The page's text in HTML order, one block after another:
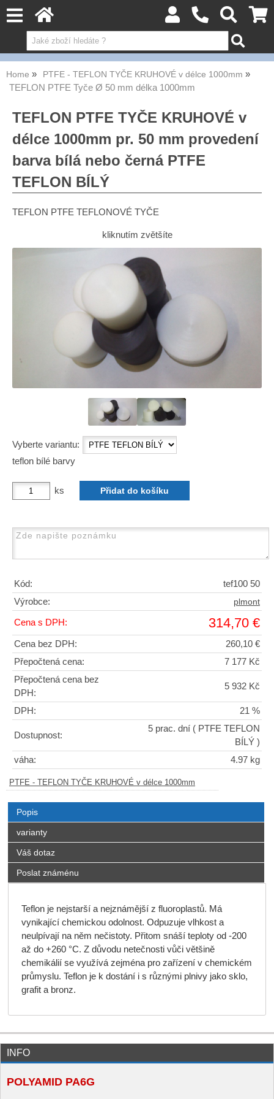
Home PTFE - TEFLON TYČE KRUHOVÉ v délce 1000mm
TEFLON PTFE Tyče Ø 50 mm délka 1000mm
TEFLON PTFE TYČE KRUHOVÉ v
délce 1000mm pr. 50 mm provedení
barva bílá nebo černá PTFE
TEFLON BÍLÝ
TEFLON PTFE TEFLONOVÉ TYČE
kliknutím zvětšíte
Vyberte variantu:
teflon bílé barvy
ks
Kód:
tef100 50
Výrobce:
plmont
Cena s DPH: 314,70 €
Cena bez DPH:
260,10 €
Přepočtená cena:
7 177 Kč
Přepočtená cena bez
DPH:
5 932 Kč
DPH: 21 %
Dostupnost:
5 prac. dní ( PTFE TEFLON
BÍLÝ )
váha:
4.97 kg
PTFE - TEFLON TYČE KRUHOVÉ v délce 1000mm
Popis
varianty
Váš dotaz
Poslat známénu
Teflon je nejstarší a nejznámější z fluoroplastů. Má
vynikající chemickou odolnost. Odpuzuje vlhkost a
neulpívají na něm nečistoty. Přitom snáší teploty od -200
až do +260 °C. Z důvodu netečnosti vůči většině
chemikálií se využívá zejména pro zařízení v chemickém
průmyslu. Teflon je k dostání i s různými plnivy jako sklo,
grafit a bronz.
INFO
POLYAMID PA6G